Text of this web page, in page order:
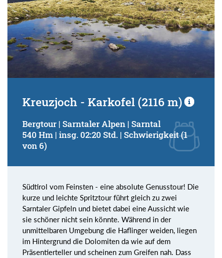
Kreuzjoch - Karkofel (2116 m)
Bergtour | Sarntaler Alpen | Sarntal
540 Hm | insg. 02:20 Std. | Schwierigkeit (1
von 6)
Südtirol vom Feinsten - eine absolute Genusstour! Die
kurze und leichte Spritztour führt gleich zu zwei
Sarntaler Gipfeln und bietet dabei eine Aussicht wie
sie schöner nicht sein könnte. Während in der
unmittelbaren Umgebung die Haflinger weiden, liegen
im Hintergrund die Dolomiten da wie auf dem
Präsentierteller und scheinen zum Greifen nah. Dass